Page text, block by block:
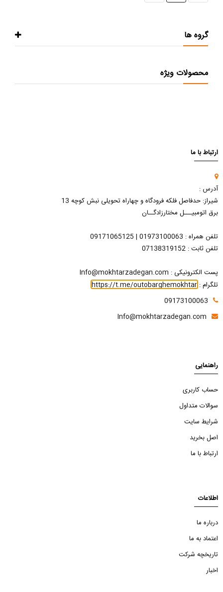
گروه ها
محصولات ویژه
ارتباط با ما
آدرس :
شیراز: حدفاصل فلکه فرودگاه و چهاراه تحویلی نبش کوچه 13
برق اتومبیـــل مختارزادگــان
تلفن همراه : 01973100063 | 09171065125
تلفن ثابت : 07138319152
پست الکترونیکی : Info@mokhtarzadegan.com
تلگرام :https://t.me/outobarghemokhtar
09173100063
Info@mokhtarzadegan.com
راهنمایی
حساب کاربری
سوالات متداول
شرایط سایت
اصل بخرید
ارتباط با ما
اطلاعات
درباره ما
اعتماد به ما
تاریخچه شرکت
اخبار